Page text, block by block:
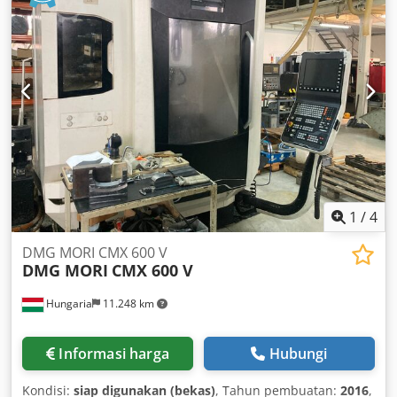
1 /4
Hungaria 11.248 km
DMG MORI CMX 600 V
DMG MORI CMX 600 V
Informasi harga Hubungi
Kondisi: siap digunakan (bekas), Tahun pembuatan: 2016,